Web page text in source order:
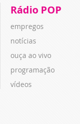
Rádio POP
empregos
notícias
ouça ao vivo
programação
vídeos